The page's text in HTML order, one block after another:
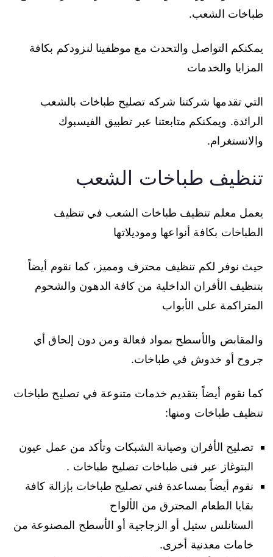
طباخات الشعب.
يمكنكم التواصل والتحدث مع موظفينا لنزودكم بكافة
المزايا والخدمات
التي تقدمها شركتنا شركه تصليح طباخات بالشعب
الرائدة. ويمكنكم متابعتنا عبر تطبيق الفيسبوك
والانستغرام.
تنظيف طباخات الشعب
يعمل معلم تنظيف طباخات الشعب في تنظيف
الطباخات بكافة أنواعها وموديلاتها
حيث نوفر لكم تنظيف محترف ومميز، كما نقوم أيضاً
بتنظيف الأفران الداخلية من كافة الدهون والشحوم
المتراكمة على الأبواب
والمقابض والأسطح بمواد فعالة ومن دون إلحاق أي
جروح أو خدوش في طباخات.
كما نقوم أيضاً بتقديم خدمات متنوعة في تصليح طباخات
تنظيف طباخات ومنها:
تصليح الأفران وصيانة الشبكات وتأكد من عمل عيون
البتوغاز عبر فنى طباخات تصليح طباخات .
نقوم أيضاً بمساعدة فني تصليح طباخات بإزالة كافة
بقايا الطعام المحترق من الألواح
الستانلس ستيل أو الزجاجية أو الأسطح المصنوعة من
خامات معدنية أخرى.